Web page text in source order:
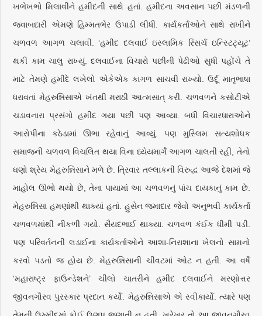
ખભેખભો મિલાવીને હમીદની સાથે હતાં. હમીદના અવસાન પછી મંડળની
જવાબદારી એમણે હિમ્મતભેર ઉપાડી લીધી. કાર્યકર્તાઓને સાથે રાખીને
ચળવળ આગળ ચલાવી. ‘હમીદ દલવાઈ ઇસ્લામિક રિસર્ચ ઇન્સ્ટિટ્યૂટ’
થકી કામ ચાલુ રાખ્યું. દલવાઈના વિચારો પછીની પેઢીઓ સુધી પહોંચે તે
માટે તેમણે હમીદે લખેલો એકેએક કાગળ સાચવી રાખ્યો. ઉર્દૂ માતૃભાષા
ધરાવતાં મેહરુન્નિસાએ ખંતથી મરાઠી આત્મસાત્‌ કરી. ચળવળને કસોટીએ
ચડાવનારા પ્રસંગો હમીદ ગયા પછી પણ આવ્યા. બધી વિચારધારાઓને
આરોપીના કઠેડામાં ઊભા રહેવાનું આવ્યું. પણ મુસ્લિમ સત્યશોધક
સમાજની ચળવળ વિચલિત થયા વિના ધ્યેયમાર્ગે આગળ ચાલતી રહી, તેનો
ઘણો શ્રેય મેહરુન્નિસાને મળે છે. ત્રિવાર તલ્લાકની વિરુદ્ધ આજે દેશમાં જે
માહોલ ઊભો થયો છે, તેના પાયામાં આ ચળવળનું પાંચ દાયકાનું કામ છે.
મેહરુન્નિસા હમણાંથી થાક્યાં હતાં. હુસેન જમાદાર જેવો અનુભવી કાર્યકર્તા
ચળવળમાંથી નીકળી ગયો. સૈયદભાઈ થાક્યા. ચળવળ કંઈક ધીમી પડી.
પણ પરિવર્તનની લડાઈના કાર્યકર્તાઓને આશા-નિરાશાના ખેલનો સામનો
કરવો પડતો જ હોય છે. મેહરુન્નિસાની ચીવટમાં ઓટ ન હતી. આ વર્ષે
‘મહારાષ્ટ્ર ફાઉન્ડેશને’ ચીલો ચાતરીને હમીદ દલવાઈને મરણોત્તર
જીવનગૌરવ પુરસ્કાર પ્રદાન કર્યો. મેહરુન્નિસાએ એ સ્વીકાર્યો. ત્યારે પણ